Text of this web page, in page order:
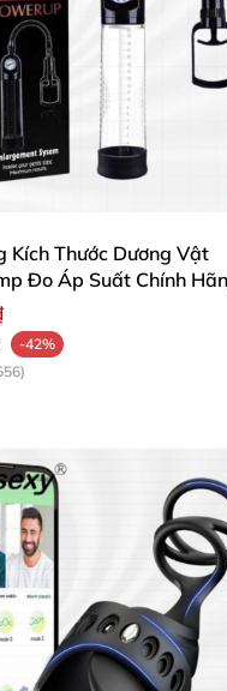
Máy Kéo Dài Cậu Nhỏ
🌈
dài và làm tăng
kích thước rõ
Kích Thước Dương Vật
Đo Áp Suất Chính
-42%